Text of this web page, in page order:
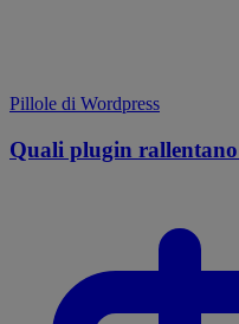
Pillole di Wordpress
Quali plugin